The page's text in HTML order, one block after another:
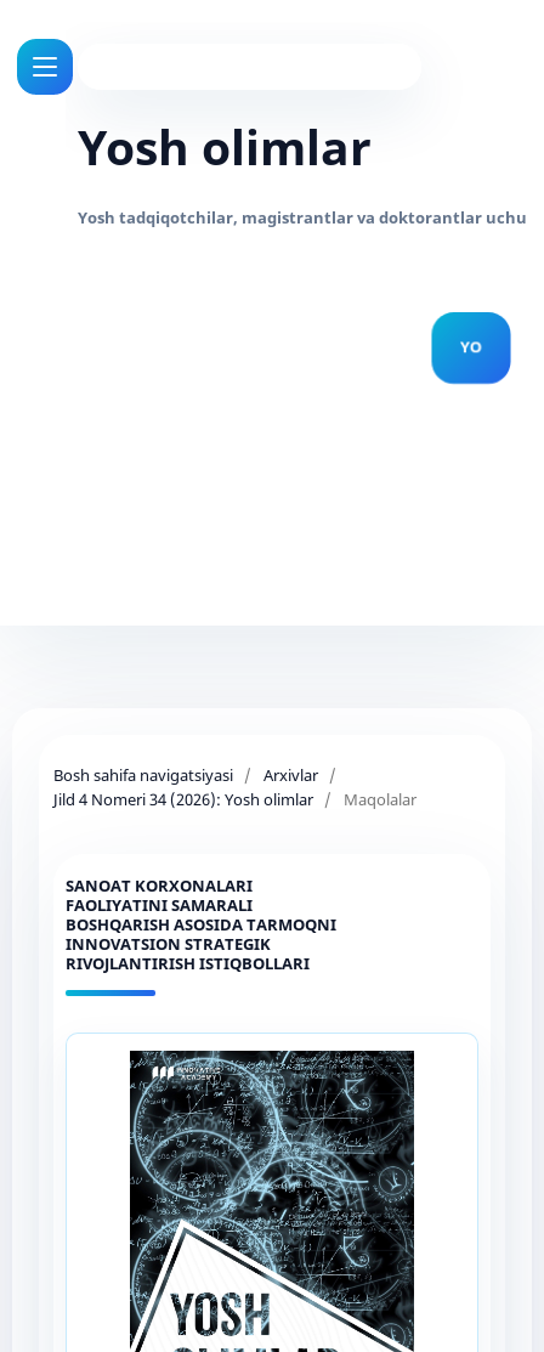
Yosh olimlar
Bosh sahifa navigatsiyasi / Arxivlar /
Jild 4 Nomeri 34 (2026): Yosh olimlar / Maqolalar
SANOAT KORXONALARI
FAOLIYATINI SAMARALI
BOSHQARISH ASOSIDA TARMOQNI
INNOVATSION STRATEGIK
RIVOJLANTIRISH ISTIQBOLLARI